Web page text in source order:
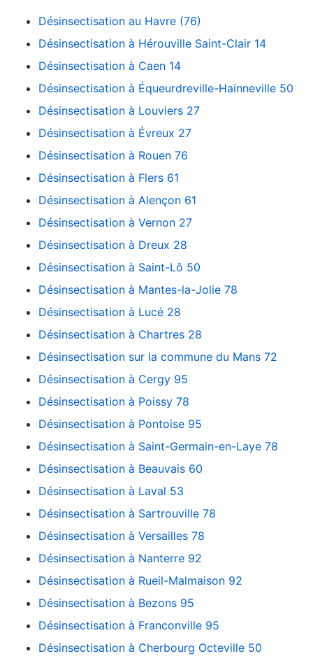
Désinsectisation au Havre (76)
Désinsectisation à Hérouville Saint-Clair 14
Désinsectisation à Caen 14
Désinsectisation à Équeurdreville-Hainneville 50
Désinsectisation à Louviers 27
Désinsectisation à Évreux 27
Désinsectisation à Rouen 76
Désinsectisation à Flers 61
Désinsectisation à Alençon 61
Désinsectisation à Vernon 27
Désinsectisation à Dreux 28
Désinsectisation à Saint-Lô 50
Désinsectisation à Mantes-la-Jolie 78
Désinsectisation à Lucé 28
Désinsectisation à Chartres 28
Désinsectisation sur la commune du Mans 72
Désinsectisation à Cergy 95
Désinsectisation à Poissy 78
Désinsectisation à Pontoise 95
Désinsectisation à Saint-Germain-en-Laye 78
Désinsectisation à Beauvais 60
Désinsectisation à Laval 53
Désinsectisation à Sartrouville 78
Désinsectisation à Versailles 78
Désinsectisation à Nanterre 92
Désinsectisation à Rueil-Malmaison 92
Désinsectisation à Bezons 95
Désinsectisation à Franconville 95
Désinsectisation à Cherbourg Octeville 50